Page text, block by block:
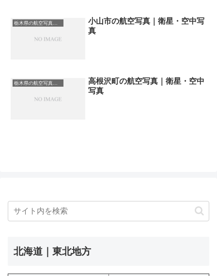
小山市の航空写真｜衛星・空中写
真
高根沢町の航空写真｜衛星・空中
写真
北海道｜東北地方